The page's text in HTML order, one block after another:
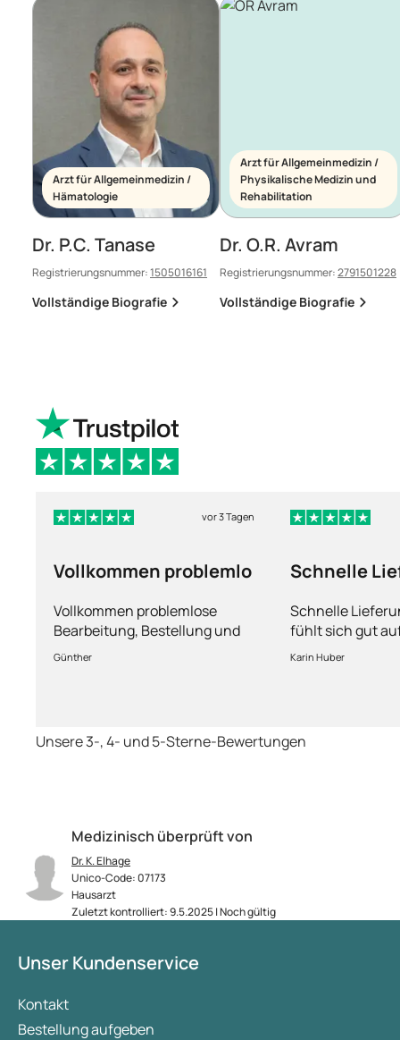
Medizinisch überprüft von
Dr. K. Elhage
Unico-Code: 07173
Hausarzt
Zuletzt kontrolliert: 9.5.2025 | Noch gültig
Arzt für Allgemeinmedizin /
Hämatologie
Dr. P.C. Tanase
Registrierungsnummer:1505016161
Vollständige Biografie
Arzt für Allgemeinmedizin /
Physikalische Medizin und
Rehabilitation
Dr. O.R. Avram
Registrierungsnummer:2791501228
Vollständige Biografie
vor 3 Tagen
Vollkommen problemlo
Vollkommen problemlose
Bearbeitung, Bestellung und
Lieferung
Günther
Schnelle
Schnelle
fühlt sich gut
Fragen kann
Karin Huber
Unsere 3-, 4- und 5-Sterne-Bewertungen
Unser Kundenservice
Kontakt
Bestellung aufgeben